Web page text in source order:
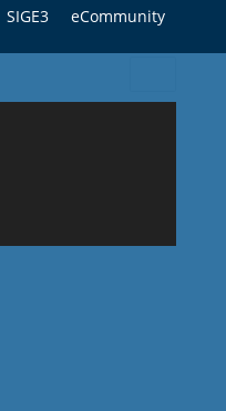
SIGE3 eCommunity
for: